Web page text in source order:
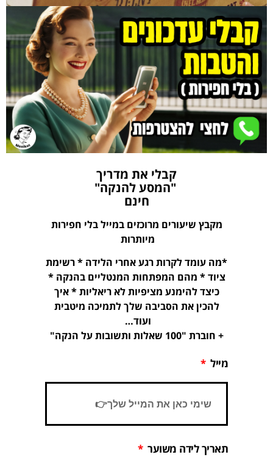
קבלי את מדריך
"המסע להנקה"
חינם
מקבץ שיעורים מרוכזים במייל בלי חפירות
מיותרות
*מה עומד לקרות רגע אחרי הלידה * רשימת
ציוד * מהם המפתחות המנטליים בהנקה *
כיצד להימנע מציפיות לא ריאליות * איך
להכין את הסביבה שלך לתמיכה מיטבית
ועוד…
+ חוברת "100 שאלות ותשובות על הנקה"
מייל
תאריך לידה משוער